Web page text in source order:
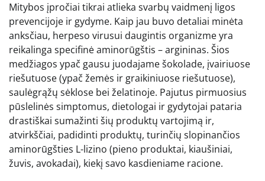
Mitybos įpročiai tikrai atlieka svarbų vaidmenį ligos
prevencijoje ir gydyme. Kaip jau buvo detaliai minėta
anksčiau, herpeso virusui daugintis organizme yra
reikalinga specifinė aminorūgštis – argininas. Šios
medžiagos ypač gausu juodajame šokolade, įvairiuose
riešutuose (ypač žemės ir graikiniuose riešutuose),
saulėgrąžų sėklose bei želatinoje. Pajutus pirmuosius
pūslelinės simptomus, dietologai ir gydytojai pataria
drastiškai sumažinti šių produktų vartojimą ir,
atvirkščiai, padidinti produktų, turinčių slopinančios
aminorūgšties L-lizino (pieno produktai, kiaušiniai,
žuvis, avokadai), kiekį savo kasdieniame racione.